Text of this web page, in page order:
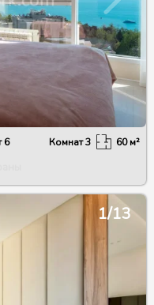
6 Комнат3 60м²
1/13